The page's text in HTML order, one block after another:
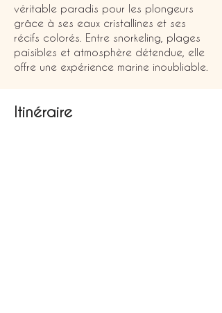
véritable paradis pour les plongeurs
grâce à ses eaux cristallines et ses
récifs colorés. Entre snorkeling, plages
paisibles et atmosphère détendue, elle
offre une expérience marine inoubliable.
Itinéraire